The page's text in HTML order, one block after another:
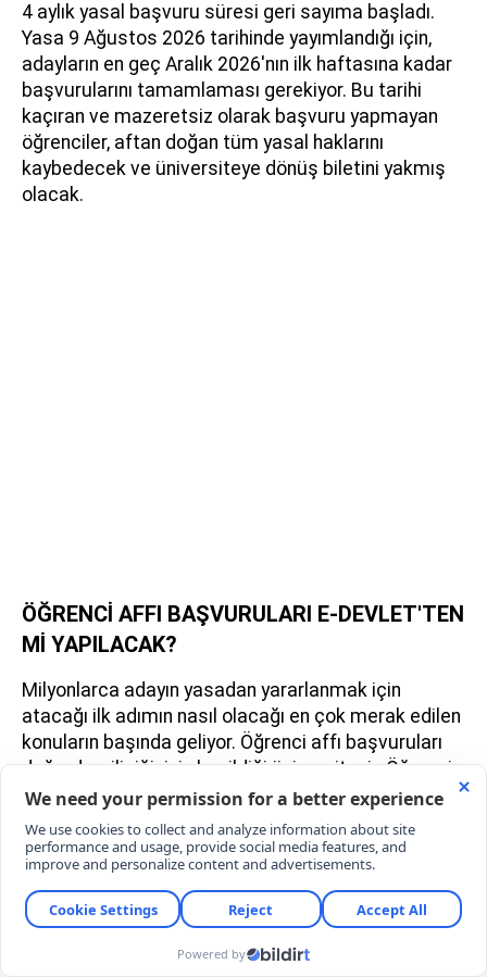
4 aylık yasal başvuru süresi geri sayıma başladı.
Yasa 9 Ağustos 2026 tarihinde yayımlandığı için,
adayların en geç Aralık 2026'nın ilk haftasına kadar
başvurularını tamamlaması gerekiyor. Bu tarihi
kaçıran ve mazeretsiz olarak başvuru yapmayan
öğrenciler, aftan doğan tüm yasal haklarını
kaybedecek ve üniversiteye dönüş biletini yakmış
olacak.
ÖĞRENCİ AFFI BAŞVURULARI E-DEVLET'TEN
Mİ YAPILACAK?
Milyonlarca adayın yasadan yararlanmak için
atacağı ilk adımın nasıl olacağı en çok merak edilen
konuların başında geliyor. Öğrenci affı başvuruları
doğrudan, ilişiğinizin kesildiği üniversitenin Öğrenci
İşleri Daire Başkanlığı'na yapılmaktadır. İlerleyen
günlerde Yükseköğretim Kurulu'nun (YÖK)
yayınlayacağı uygulama usul ve esaslarıyla birlikte,
bazı üniversitelerin ön başvuruları online sistemler
(e-Devlet veya üniversite otomasyonu) üzerinden
alması, kesin kayıtlar için ise şahsen evrak teslimi
talep etmesi bekleniyor. Adayların eski